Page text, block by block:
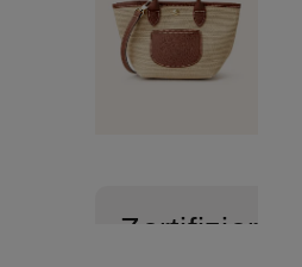
Zertifiziert